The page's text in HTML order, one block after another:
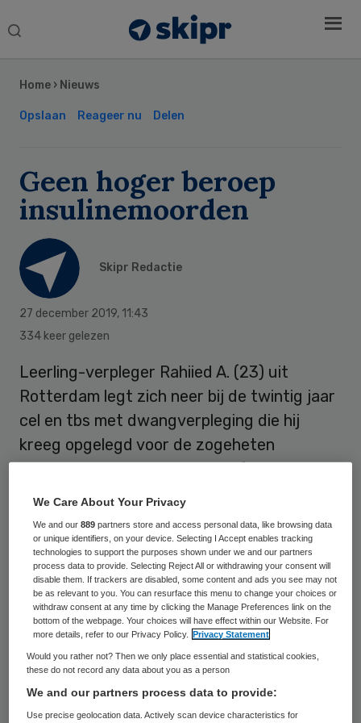
Search
Home › Nieuws
Opslaan Reageer nu Delen
Geen hoger beroep
insulinemoorden
Skipr Redactie
27 december 2019, 11:43
334 keer gelezen
Leerling-verpleger Rahiied A. (23) uit
Rotterdam legt zich neer bij de twintig jaar
cel en tbs met dwangverpleging die hij
kreeg opgelegd voor de zogeheten
insulinemoorden. “Cliënt ziet af van hoger
beroep”, meldt advocaat Robbert van
Haneghem.
Persoonlijkheidsstoornis
De rechtbank in Rotterdam veroordeelde A.
vorige week voor vier gevallen van moord
door inspuiting met insuline, zes pogingen
tot moord en een poging tot doodslag in
Sidebar
We Care About Your Privacy
We and our889 partners store and access personal data, like browsing data
or unique identifiers, on your device. Selecting I Accept enables tracking
technologies to support the purposes shown under we and our partners
process data to provide. Selecting Reject All or withdrawing your consent will
disable them. If trackers are disabled, some content and ads you see may not
be as relevant to you. You can resurface this menu to change your choices or
withdraw consent at any time by clicking the Manage Preferences link on the
bottom of the webpage. Your choices will have effect within our Website. For
more details, refer to our Privacy Policy.
Privacy Statement
Would you rather not? Then we only place essential and statistical cookies,
these do not record any data about you as a person
We and our partners process data to provide:
Use precise geolocation data. Actively scan device characteristics for